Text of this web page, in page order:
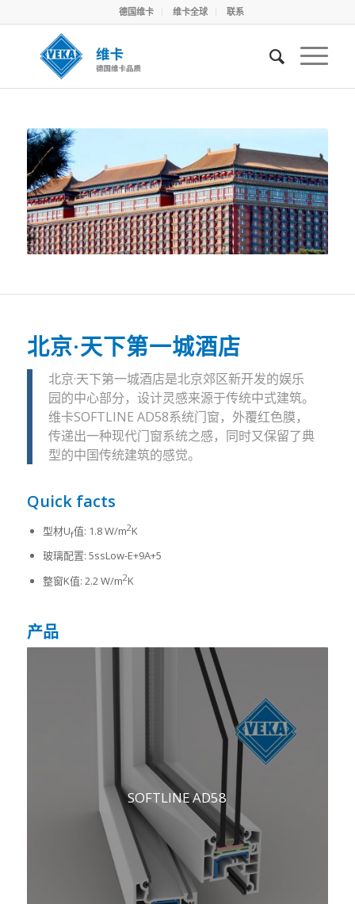
德国维卡 维卡全球 联系
北京·天下第一城酒店
北京·天下第一城酒店是北京郊区新开发的娱乐
园的中心部分，设计灵感来源于传统中式建筑。
维卡SOFTLINE AD58系统门窗，外覆红色膜，
传递出一种现代门窗系统之感，同时又保留了典
型的中国传统建筑的感觉。
Quick facts
型材Uf值: 1.8 W/m2K
玻璃配置: 5ssLow-E+9A+5
整窗K值: 2.2 W/m2K
产品
SOFTLINE AD58